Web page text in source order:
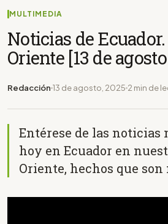
MULTIMEDIA
Noticias de
Oriente [13 de
Redacción 13 de agosto, 2025 2 min de
Entérese de las noticias
hoy en Ecuador en
Oriente, hechos que